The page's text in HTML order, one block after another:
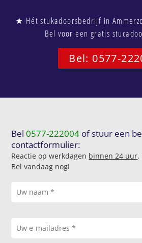
★ Hét stukadoorsbedrijf in
Bel voor een gratis
Bel: 0577-
Bel0577-222004 of stuur een
contactformulier:
Reactie op werkdagen binnen 24 uur.
Bel vandaag nog!